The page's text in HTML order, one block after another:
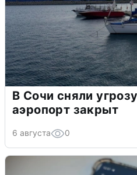
В Сочи сняли
аэропорт закрыт
6 августа 0